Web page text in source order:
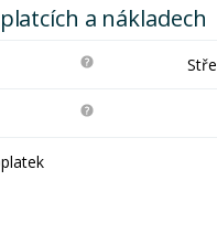
a nákladech